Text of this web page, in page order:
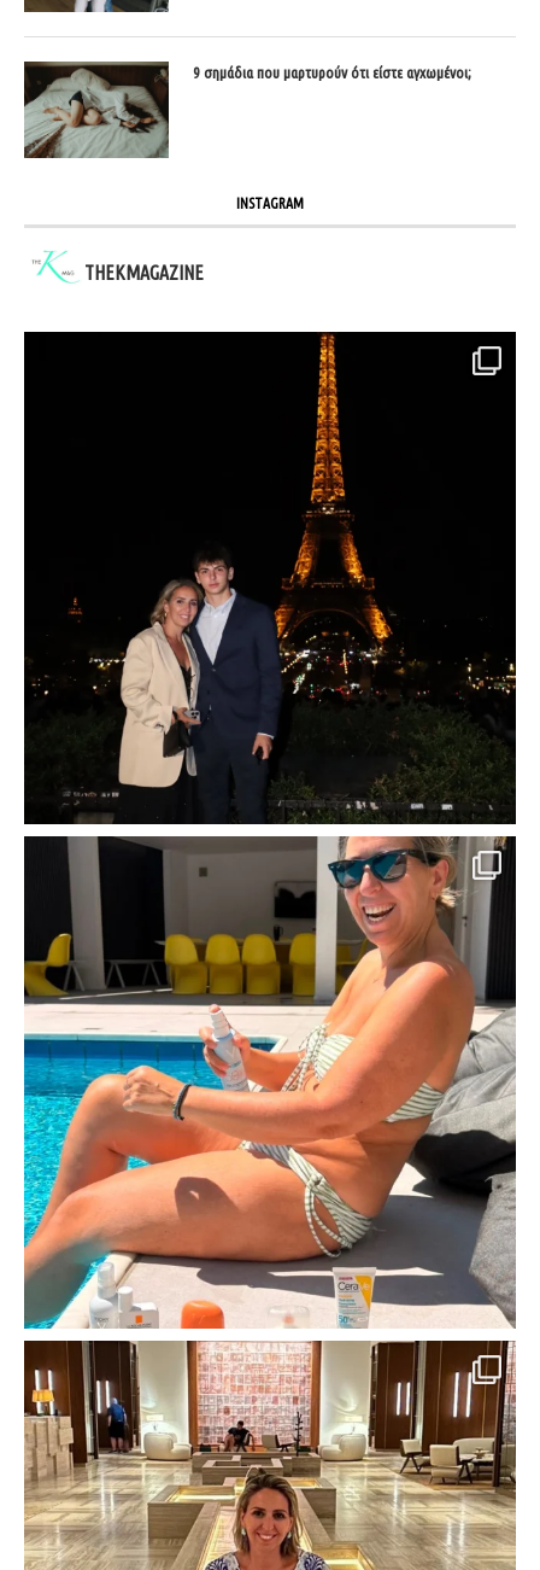
9 σημάδια που μαρτυρούν ότι είστε αγχωμένοι;
INSTAGRAM
THEKMAGAZINE